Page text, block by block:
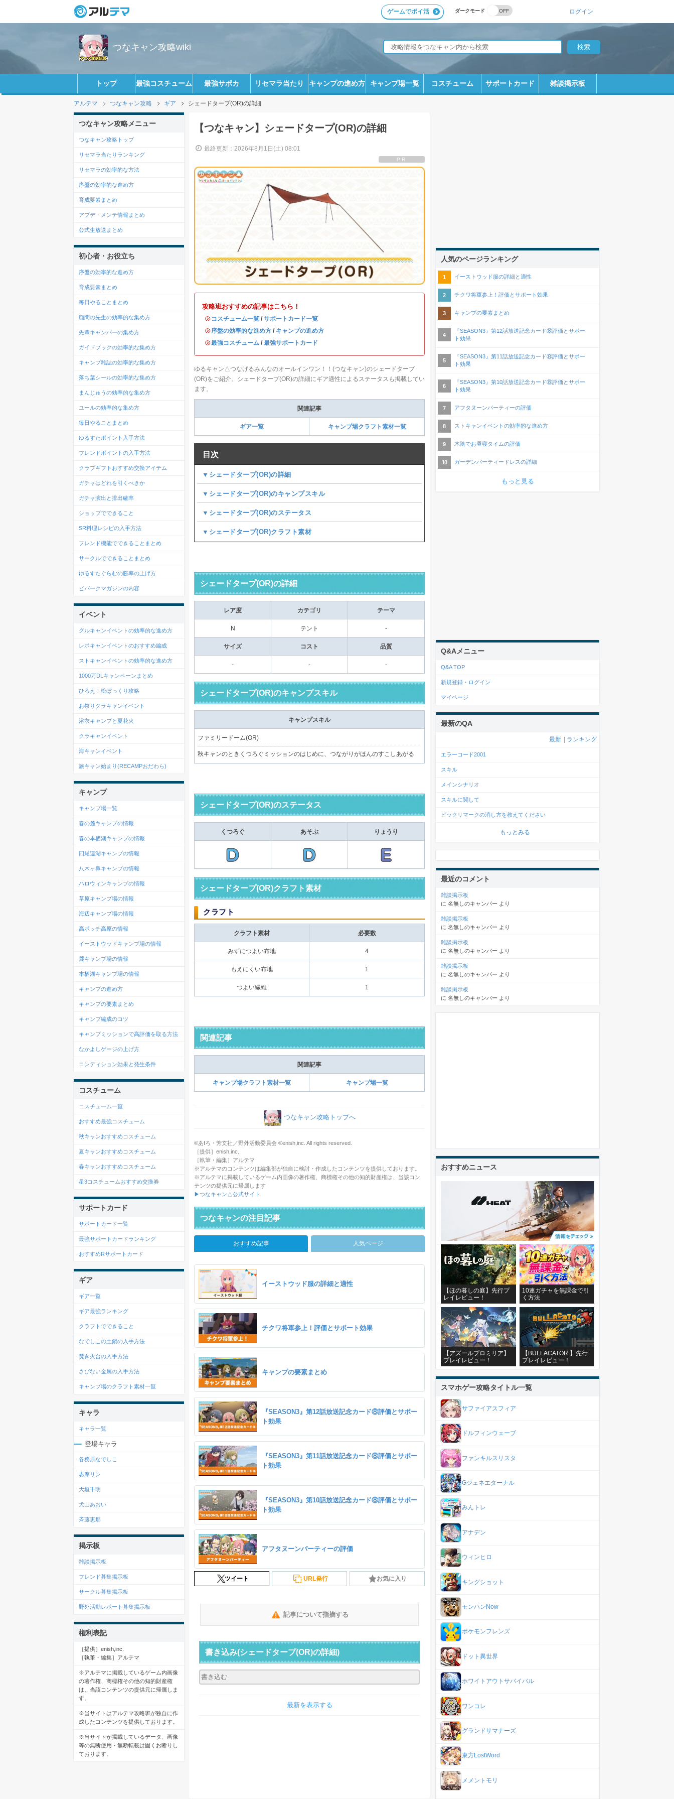
ダークモード
ゲームでポイ活 ログイン
つなキャン攻略wiki
トップ 最強コスチューム 最強サポカ リセマラ当たり キャンプの進め方 キャンプ場一覧 コスチューム サポートカード 雑談掲示板
アルテマ つなキャン攻略 ギア シェードタープ(OR)の詳細
【つなキャン】シェードタープ(OR)の詳細
最終更新：2026年8月1日(土) 08:01
PR
攻略班おすすめの記事はこちら！
・ コスチューム一覧 / サポートカード一覧
・ 序盤の効率的な進め方 / キャンプの進め方
・最強コスチューム / 最強サポートカード
ゆるキャン△つなげるみんなのオールインワン！！(つなキャン)のシェードタープ
(OR)をご紹介。シェードタープ(OR)の詳細にギア適性によるステータスも掲載してい
ます。
関連記事
ギア一覧 キャンプ場クラフト素材一覧
目次
▼シェードタープ(OR)の詳細
▼シェードタープ(OR)のキャンプスキル
▼シェードタープ(OR)のステータス
▼シェードタープ(OR)クラフト素材
シェードタープ(OR)の詳細
レア度 カテゴリ テーマ
N テント -
サイズ コスト 品質
- - -
シェードタープ(OR)のキャンプスキル
キャンプスキル
ファミリードーム(OR)
秋キャンのときくつろぐミッションのはじめに、つながりがほんのすこしあがる
シェードタープ(OR)のステータス
くつろぐ あそぶ りょうり
シェードタープ(OR)クラフト素材
クラフト
クラフト素材 必要数
みずにつよい布地 4
もえにくい布地 1
つよい繊維 1
関連記事
関連記事
キャンプ場クラフト素材一覧 キャンプ場一覧
つなキャン攻略トップへ
©あfろ・芳文社／野外活動委員会 ©enish,inc. All rights reserved.
［提供］enish,inc.
［執筆・編集］アルテマ
※アルテマのコンテンツは編集部が独自に検討・作成したコンテンツを提供しております。
※アルテマに掲載しているゲーム内画像の著作権、商標権その他の知的財産権は、当該コン
テンツの提供元に帰属します
▶つなキャン△公式サイト
つなキャンの注目記事
おすすめ記事 人気ページ
イーストウッド服の詳細と適性
チクワ将軍参上！評価とサポート効果
キャンプの要素まとめ
『SEASON3』第12話放送記念カード⑧評価とサポー
ト効果
『SEASON3』第11話放送記念カード⑧評価とサポー
ト効果
『SEASON3』第10話放送記念カード⑧評価とサポー
ト効果
アフタヌーンパーティーの評価
ツイート URL発行 お気に入り
記事について指摘する
書き込み(シェードタープ(OR)の詳細)
最新を表示する
つなキャン攻略メニュー
つなキャン攻略トップ
リセマラ当たりランキング
リセマラの効率的な方法
序盤の効率的な進め方
育成要素まとめ
アプデ・メンテ情報まとめ
公式生放送まとめ
初心者・お役立ち
序盤の効率的な進め方
育成要素まとめ
毎日やることまとめ
顧問の先生の効率的な集め方
先輩キャンパーの集め方
ガイドブックの効率的な集め方
キャンプ雑誌の効率的な集め方
落ち葉シールの効率的な集め方
まんじゅうの効率的な集め方
ユールの効率的な集め方
毎日やることまとめ
ゆるすたポイント入手方法
フレンドポイントの入手方法
クラブギフトおすすめ交換アイテム
ガチャはどれを引くべきか
ガチャ演出と排出確率
ショップでできること
SR料理レシピの入手方法
フレンド機能でできることまとめ
サークルでできることまとめ
ゆるすたぐらむの勝率の上げ方
ビバークマガジンの内容
イベント
グルキャンイベントの効率的な進め方
レポキャンイベントのおすすめ編成
ストキャンイベントの効率的な進め方
1000万DLキャンペーンまとめ
ひろえ！松ぼっくり攻略
お祭りクラキャンイベント
浴衣キャンプと夏花火
クラキャンイベント
海キャンイベント
旅キャン始まり(RECAMPおだわら)
キャンプ
キャンプ場一覧
春の麓キャンプの情報
春の本栖湖キャンプの情報
四尾連湖キャンプの情報
八木ヶ鼻キャンプの情報
ハロウィンキャンプの情報
草原キャンプ場の情報
海辺キャンプ場の情報
高ボッチ高原の情報
イーストウッドキャンプ場の情報
麓キャンプ場の情報
本栖湖キャンプ場の情報
キャンプの進め方
キャンプの要素まとめ
キャンプ編成のコツ
キャンプミッションで高評価を取る方法
なかよしゲージの上げ方
コンディション効果と発生条件
コスチューム
コスチューム一覧
おすすめ最強コスチューム
秋キャンおすすめコスチューム
夏キャンおすすめコスチューム
春キャンおすすめコスチューム
星3コスチュームおすすめ交換券
サポートカード
サポートカード一覧
最強サポートカードランキング
おすすめRサポートカード
ギア
ギア一覧
ギア最強ランキング
クラフトでできること
なでしこの土鍋の入手方法
焚き火台の入手方法
さびない金属の入手方法
キャンプ場のクラフト素材一覧
キャラ
キャラ一覧
登場キャラ
各務原なでしこ
志摩リン
大垣千明
犬山あおい
斉藤恵那
掲示板
雑談掲示板
フレンド募集掲示板
サークル募集掲示板
野外活動レポート募集掲示板
権利表記
［提供］enish,inc.
［執筆・編集］アルテマ
※アルテマに掲載しているゲーム内画像
の著作権、商標権その他の知的財産権
は、当該コンテンツの提供元に帰属しま
す。
※当サイトはアルテマ攻略班が独自に作
成したコンテンツを提供しております。
※当サイトが掲載しているデータ、画像
等の無断使用・無断転載は固くお断りし
ております。
人気のページランキング
イーストウッド服の詳細と適性
チクワ将軍参上！評価とサポート効果
キャンプの要素まとめ
『SEASON3』第12話放送記念カード⑧評価とサポー
ト効果
『SEASON3』第11話放送記念カード⑧評価とサポー
ト効果
『SEASON3』第10話放送記念カード⑧評価とサポー
ト効果
アフタヌーンパーティーの評価
ストキャンイベントの効率的な進め方
木陰でお昼寝タイムの評価
ガーデンパーティードレスの詳細
もっと見る
Q&Aメニュー
Q&A TOP
新規登録・ログイン
マイページ
最新のQA
最新 ランキング
エラーコード2001
スキル
メインシナリオ
スキルに関して
ビックリマークの消し方を教えてください
もっとみる
最近のコメント
雑談掲示板
に 名無しのキャンパー より
雑談掲示板
に 名無しのキャンパー より
雑談掲示板
に 名無しのキャンパー より
雑談掲示板
に 名無しのキャンパー より
雑談掲示板
に 名無しのキャンパー より
おすすめニュース
【ほの暮しの庭】先行プ
レイレビュー！
10連ガチャを無課金で引
く方法
【アズールプロミリア】
プレイレビュー！
【BULLACATOR 】先行
プレイレビュー！
スマホゲー攻略タイトル一覧
サファイアスフィア
ドルフィンウェーブ
ファンキルスリスタ
Gジェネエターナル
みんトレ
アナデン
ウィンヒロ
キングショット
モンハンNow
ポケモンフレンズ
ドット異世界
ホワイトアウトサバイバル
ワンコレ
グランドサマナーズ
東方LostWord
メメントモリ